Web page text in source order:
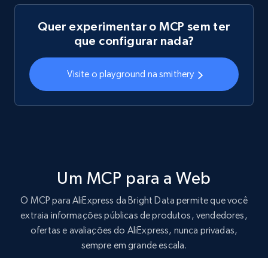
Quer experimentar o MCP sem ter
que configurar nada?
Visite o playground na smithery
Um MCP para a Web
O MCP para AliExpress da Bright Data permite que você
extraia informações públicas de produtos, vendedores,
ofertas e avaliações do AliExpress, nunca privadas,
sempre em grande escala.